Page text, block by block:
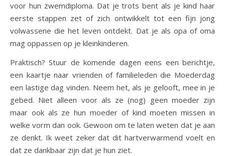
voor hun zwemdiploma. Dat je trots bent als je kind haar
eerste stappen zet of zich ontwikkelt tot een fijn jong
volwassene die het leven ontdekt. Dat je als opa of oma
mag oppassen op je kleinkinderen.
Praktisch? Stuur de komende dagen eens een berichtje,
een kaartje naar vrienden of familieleden die Moederdag
een lastige dag vinden. Neem het, als je gelooft, mee in je
gebed. Niet alleen voor als ze (nog) geen moeder zijn
maar ook als ze hun moeder of kind moeten missen in
welke vorm dan ook. Gewoon om te laten weten dat je aan
ze denkt. Ik weet zeker dat dit hartverwarmend voelt en
dat ze dankbaar zijn dat je hun ziet.